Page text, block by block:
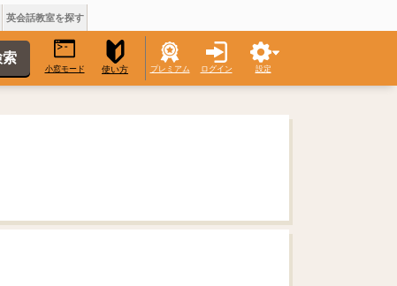
英会話教室を探す
小窓モード 使い方 プレミアム ログイン 設定